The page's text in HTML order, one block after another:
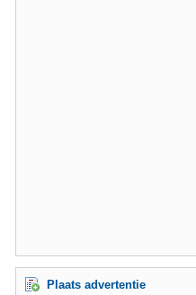
Plaats advertentie